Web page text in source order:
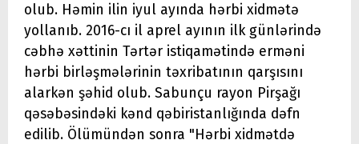
olub. Həmin ilin iyul ayında hərbi xidmətə
yollanıb. 2016-cı il aprel ayının ilk günlərində
cəbhə xəttinin Tərtər istiqamətində erməni
hərbi birləşmələrinin təxribatının qarşısını
alarkən şəhid olub. Sabunçu rayon Pirşağı
qəsəbəsindəki kənd qəbiristanlığında dəfn
edilib. Ölümündən sonra "Hərbi xidmətdə